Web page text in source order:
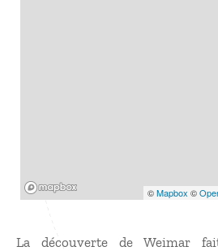
©Mapbox ©
La découverte de Weimar